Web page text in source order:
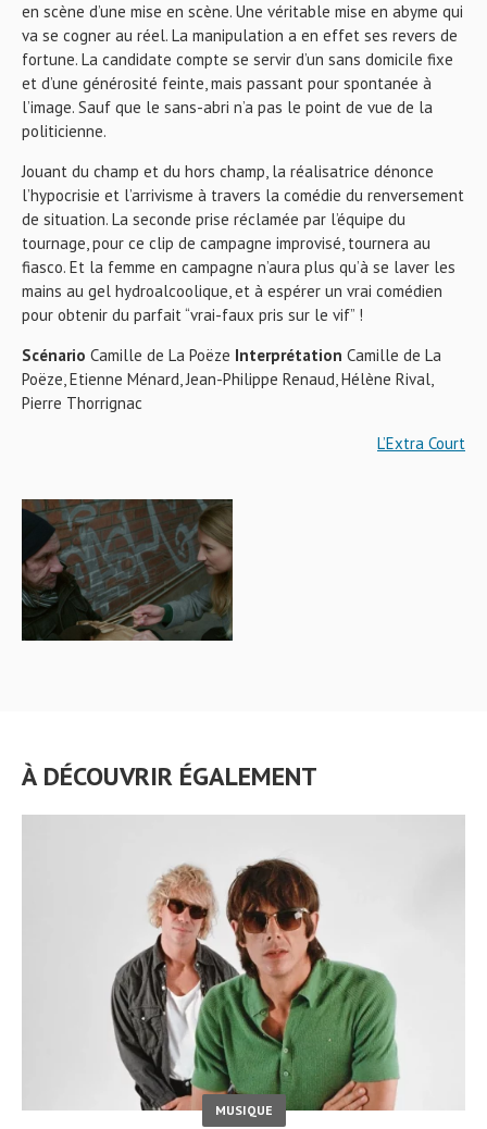
en scène d’une mise en scène. Une véritable mise en abyme qui
va se cogner au réel. La manipulation a en effet ses revers de
fortune. La candidate compte se servir d’un sans domicile fixe
et d’une générosité feinte, mais passant pour spontanée à
l’image. Sauf que le sans-abri n’a pas le point de vue de la
politicienne.
Jouant du champ et du hors champ, la réalisatrice dénonce
l’hypocrisie et l’arrivisme à travers la comédie du renversement
de situation. La seconde prise réclamée par l’équipe du
tournage, pour ce clip de campagne improvisé, tournera au
fiasco. Et la femme en campagne n’aura plus qu’à se laver les
mains au gel hydroalcoolique, et à espérer un vrai comédien
pour obtenir du parfait “vrai-faux pris sur le vif” !
Scénario Camille de La Poëze Interprétation Camille de La
Poëze, Etienne Ménard, Jean-Philippe Renaud, Hélène Rival,
Pierre Thorrignac
L’Extra Court
À DÉCOUVRIR ÉGALEMENT
MUSIQUE